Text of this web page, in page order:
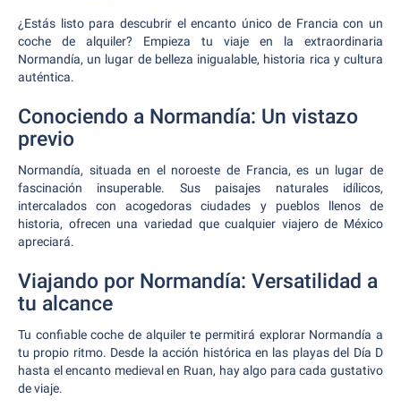
¿Estás listo para descubrir el encanto único de Francia con un
coche de alquiler? Empieza tu viaje en la extraordinaria
Normandía, un lugar de belleza inigualable, historia rica y cultura
auténtica.
Conociendo a Normandía: Un vistazo
previo
Normandía, situada en el noroeste de Francia, es un lugar de
fascinación insuperable. Sus paisajes naturales idílicos,
intercalados con acogedoras ciudades y pueblos llenos de
historia, ofrecen una variedad que cualquier viajero de México
apreciará.
Viajando por Normandía: Versatilidad a
tu alcance
Tu confiable coche de alquiler te permitirá explorar Normandía a
tu propio ritmo. Desde la acción histórica en las playas del Día D
hasta el encanto medieval en Ruan, hay algo para cada gustativo
de viaje.